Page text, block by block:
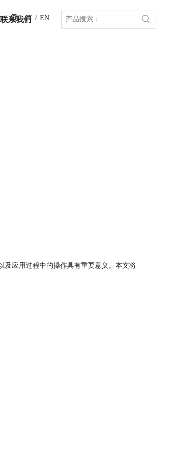
联系我们
简 / EN
及应用过程中的操作具有重要意义。本文将